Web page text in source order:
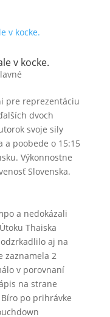
v kocke.
pre reprezentáciu
dvoch
svoje sily
a poobede o 15:15
Výkonnostne
Slovenska.
a nedokázali
Thaiska
aj na
zaznamela 2
v porovnaní
na strane
po prihrávke